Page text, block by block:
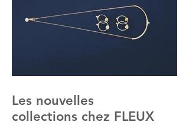
Les nouvelles
collections chez FLEUX